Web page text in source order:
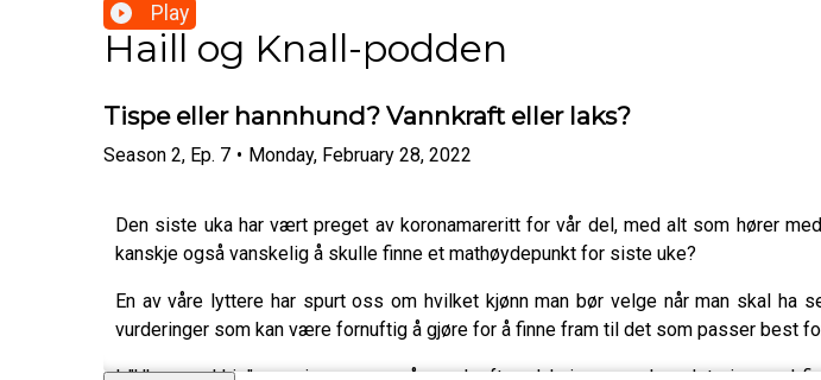
Play
Haill og Knall-podden
Tispe eller hannhund? Vannkraft eller laks?
Season 2, Ep. 7 • Monday, February 28, 2022
Den siste uka har vært preget av koronamareritt for vår del, med alt som hører
kanskje også vanskelig å skulle finne et mathøydepunkt for siste uke?
En av våre lyttere har spurt oss om hvilket kjønn man bør velge når man skal ha
vurderinger som kan være fornuftig å gjøre for å finne fram til det som passer best